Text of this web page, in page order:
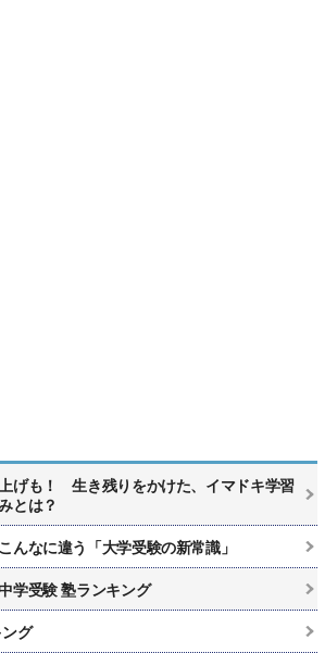
上げも！ 生き残りをかけた、イマドキ学習
とは？
んなに違う「大学受験の新常識」
学受験 塾ランキング
グ